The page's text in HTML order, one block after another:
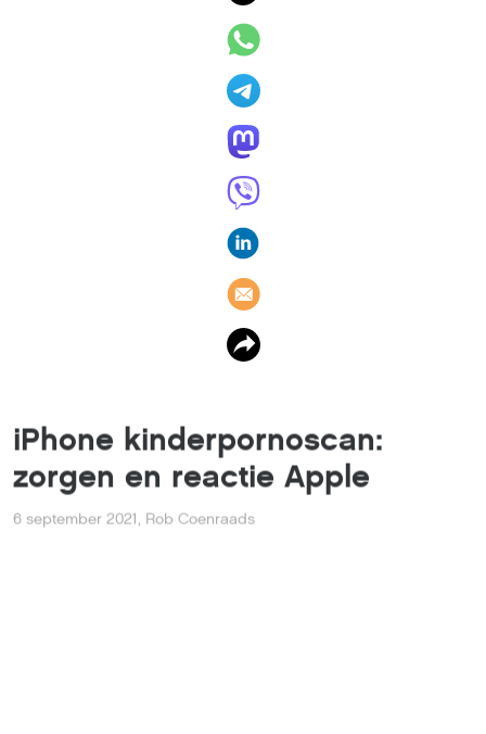
iPhone kinderpornoscan:
zorgen en reactie Apple
6 september 2021 Rob Coenraads